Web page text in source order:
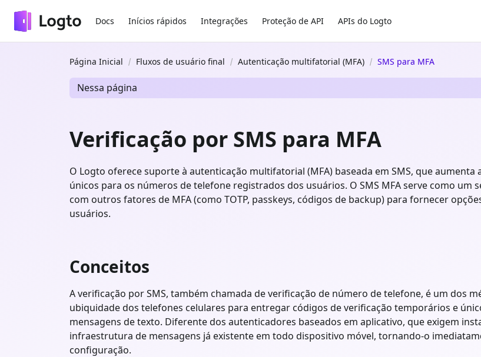
Docs Inícios rápidos Integrações Proteção de API APIs do Logto
Página Inicial Fluxos de usuário final Autenticação multifatorial (MFA) SMS para MFA
Nessa página
Verificação por SMS para MFA
O Logto oferece suporte à autenticação multifatorial (MFA) baseada em SMS, que
únicos para os números de telefone registrados dos usuários. O SMS MFA serve como
com outros fatores de MFA (como TOTP, passkeys, códigos de backup) para fornecer
usuários.
Conceitos
A verificação por SMS, também chamada de verificação de número de telefone, é um dos
ubiquidade dos telefones celulares para entregar códigos de verificação temporários e
mensagens de texto. Diferente dos autenticadores baseados em aplicativo, que exigem
infraestrutura de mensagens já existente em todo dispositivo móvel, tornando-o
configuração.